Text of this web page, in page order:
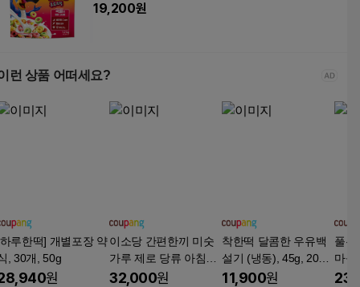
19,200원
런 상품 어떠세요?
루한떡] 개별포장 약
, 30개, 50g
원
이소당 간편한끼 미숫
가루 제로 당류 아침식
사대용 국내산 병미숫
32,000원
착한떡 달콤한 우유백
설기 (냉동), 45g, 20개
입, 1개
11,900원
풀무
마를
약밥